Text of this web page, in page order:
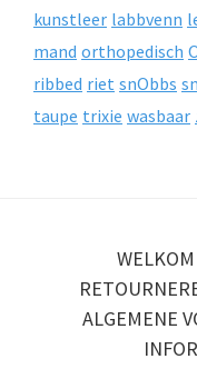
kunstleer labbvenn
mand orthopedisch
ribbed riet snObbs
taupe trixie wasbaar
ALGEMENE